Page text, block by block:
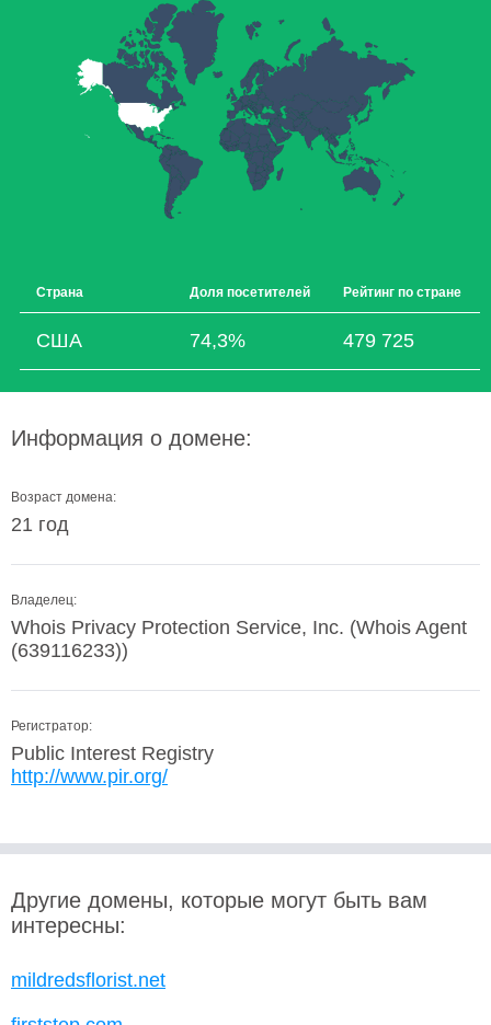
Страна Доля посетителей Рейтинг по стране
США 74,3% 479 725
Информация о домене:
Возраст домена:
21 год
Владелец:
Whois Privacy Protection Service, Inc. (Whois Agent
(639116233))
Регистратор:
Public Interest Registry
http://www.pir.org/
Другие домены, которые могут быть вам
интересны:
mildredsflorist.net